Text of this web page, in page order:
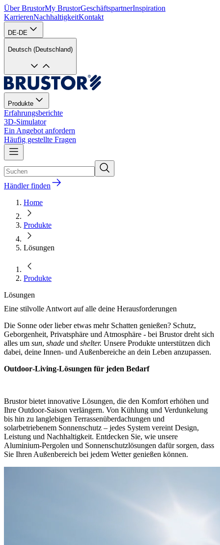
Über BrustorMy BrustorGeschäftspartnerInspiration
KarrierenNachhaltigkeitKontakt
DE-DE
Deutsch (Deutschland)
Produkte
Erfahrungsberichte
3D-Simulator
Ein Angebot anfordern
Häufig gestellte Fragen
Händler finden
Home
Produkte
Lösungen
Produkte
Lösungen
Eine stilvolle Antwort auf alle deine Herausforderungen
Die Sonne oder lieber etwas mehr Schatten genießen? Schutz,
Geborgenheit, Privatsphäre und Atmosphäre - bei Brustor dreht sich
alles um sun, shade und shelter. Unsere Produkte unterstützen dich
dabei, deine Innen- und Außenbereiche an dein Leben anzupassen.
Outdoor‑Living‑Lösungen für jeden Bedarf
Brustor bietet innovative Lösungen, die den Komfort erhöhen und
Ihre Outdoor‑Saison verlängern. Von Kühlung und Verdunkelung
bis hin zu langlebigen Terrassenüberdachungen und
solarbetriebenem Sonnenschutz – jedes System vereint Design,
Leistung und Nachhaltigkeit. Entdecken Sie, wie unsere
Aluminium‑Pergolen und Sonnenschutzlösungen dafür sorgen, dass
Sie Ihren Außenbereich bei jedem Wetter genießen können.